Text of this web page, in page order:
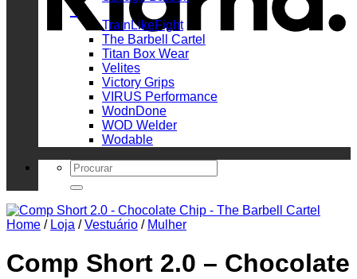
_
TrainLikeFight
The Barbell Cartel
Titan Box Wear
Velites
Victory Grips
VIRUS Performance
WodnDone
WOD Welder
Wodable
Search
for:
Home / Loja / Vestuário / Mulher
Comp Short 2.0 – Chocolate